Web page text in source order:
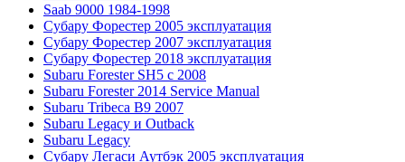
Saab 9000 1984-1998
Субару Форестер 2005 эксплуатация
Субару Форестер 2007 эксплуатация
Субару Форестер 2018 эксплуатация
Subaru Forester SH5 с 2008
Subaru Forester 2014 Service Manual
Subaru Tribeca В9 2007
Subaru Legacy и Outback
Subaru Legacy
Субару Легаси Аутбэк 2005 эксплуатация